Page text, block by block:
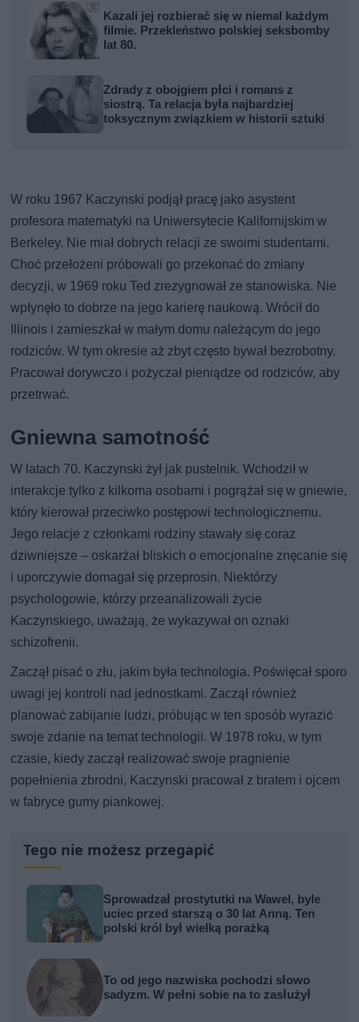
Kazali jej rozbierać się w niemal każdym
filmie. Przekleństwo polskiej seksbomby
lat 80.
Zdrady z obojgiem płci i romans z
siostrą. Ta relacja była najbardziej
toksycznym związkiem w historii sztuki
W roku 1967 Kaczynski podjął pracę jako asystent
profesora matematyki na Uniwersytecie Kalifornijskim w
Berkeley. Nie miał dobrych relacji ze swoimi studentami.
Choć przełożeni próbowali go przekonać do zmiany
decyzji, w 1969 roku Ted zrezygnował ze stanowiska. Nie
wpłynęło to dobrze na jego karierę naukową. Wrócił do
Illinois i zamieszkał w małym domu należącym do jego
rodziców. W tym okresie aż zbyt często bywał bezrobotny.
Pracował dorywczo i pożyczał pieniądze od rodziców, aby
przetrwać.
Gniewna samotność
W latach 70. Kaczynski żył jak pustelnik. Wchodził w
interakcje tylko z kilkoma osobami i pogrążał się w gniewie,
który kierował przeciwko postępowi technologicznemu.
Jego relacje z członkami rodziny stawały się coraz
dziwniejsze – oskarżał bliskich o emocjonalne znęcanie się
i uporczywie domagał się przeprosin. Niektórzy
psychologowie, którzy przeanalizowali życie
Kaczynskiego, uważają, że wykazywał on oznaki
schizofrenii.
Zaczął pisać o złu, jakim była technologia. Poświęcał sporo
uwagi jej kontroli nad jednostkami. Zaczął również
planować zabijanie ludzi, próbując w ten sposób wyrazić
swoje zdanie na temat technologii. W 1978 roku, w tym
czasie, kiedy zaczął realizować swoje pragnienie
popełnienia zbrodni, Kaczynski pracował z bratem i ojcem
w fabryce gumy piankowej.
Tego nie możesz przegapić
Sprowadzał prostytutki na Wawel, byle
uciec przed starszą o 30 lat Anną. Ten
polski król był wielką porażką
To od jego nazwiska pochodzi słowo
sadyzm. W pełni sobie na to zasłużył